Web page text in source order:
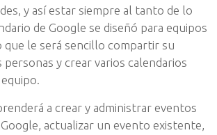
y así estar siempre al tanto de lo
de Google se diseñó para equipos
que le será sencillo compartir su
personas y crear varios calendarios
a crear y administrar eventos
actualizar un evento existente,